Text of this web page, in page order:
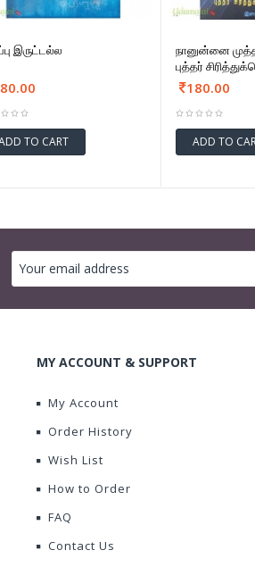
இருட்டல்ல
TO CART
நானுன்னை
புத்தர்
180.00
ADD TO
MY ACCOUNT & SUPPORT
My Account
Order History
Wish List
How to Order
FAQ
Contact Us